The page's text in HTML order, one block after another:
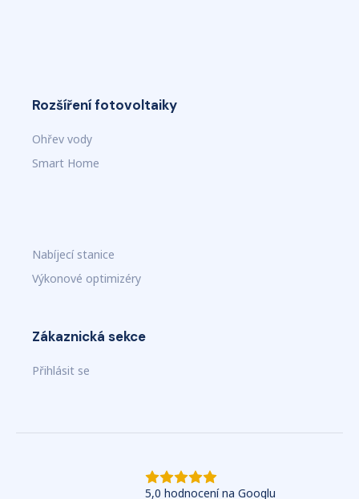
Rozšíření fotovoltaiky
Ohřev vody
Smart Home
Nabíjecí stanice
Výkonové optimizéry
Zákaznická sekce
Přihlásit se
5,0 hodnocení na Googlu